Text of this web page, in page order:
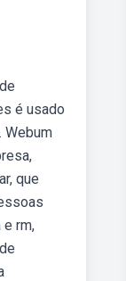
é usado
Webum
que
rm,